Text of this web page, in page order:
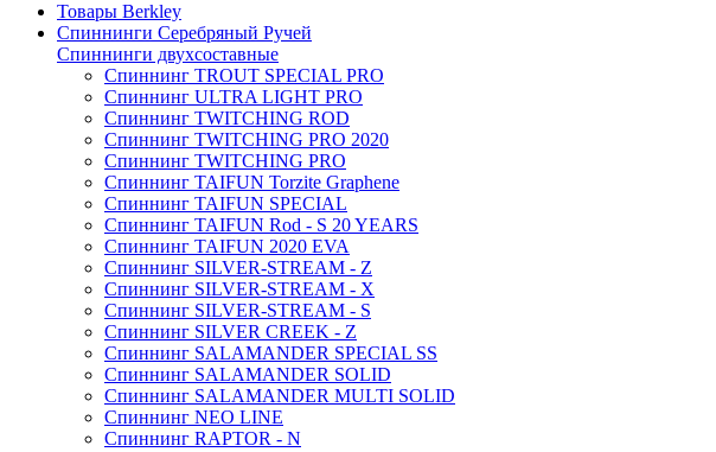
Товары Berkley
Спиннинги Серебряный Ручей
Спиннинги двухсоставные
Спиннинг TROUT SPECIAL PRO
Спиннинг ULTRA LIGHT PRO
Спиннинг TWITCHING ROD
Спиннинг TWITCHING PRO 2020
Спиннинг TWITCHING PRO
Спиннинг TAIFUN Torzite Graphene
Спиннинг TAIFUN SPECIAL
Спиннинг TAIFUN Rod - S 20 YEARS
Спиннинг TAIFUN 2020 EVA
Спиннинг SILVER-STREAM - Z
Спиннинг SILVER-STREAM - X
Спиннинг SILVER-STREAM - S
Спиннинг SILVER CREEK - Z
Спиннинг SALAMANDER SPECIAL SS
Спиннинг SALAMANDER SOLID
Спиннинг SALAMANDER MULTI SOLID
Спиннинг NEO LINE
Спиннинг RAPTOR - N